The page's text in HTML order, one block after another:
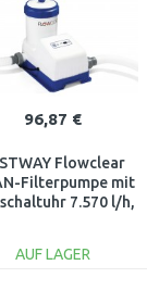
96,87 €
Flowclear
Filterpumpe mit
7.570 l/h,
AUF LAGER